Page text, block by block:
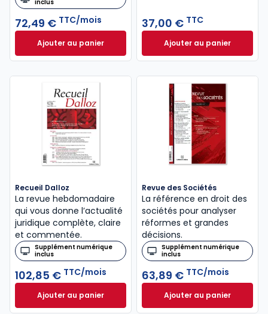
inclus
72,49 € TTC/mois
Ajouter au panierRevue de Jurisprudence Droit des Affaires à 72,49
37,00 € TTC
Ajouter au panier
Code de
Recueil Dalloz
La revue hebdomadaire
qui vous donne l’actualité
juridique complète, claire
et commentée.
Supplément numérique
inclus
102,85 € TTC/mois
Ajouter au panierRecueil Dalloz à 102,85 €TTC/mois
Revue des Sociétés
La référence en droit des
sociétés pour analyser
réformes et grandes
décisions.
Supplément numérique
inclus
63,89 € TTC/mois
Ajouter au panier
Revue des